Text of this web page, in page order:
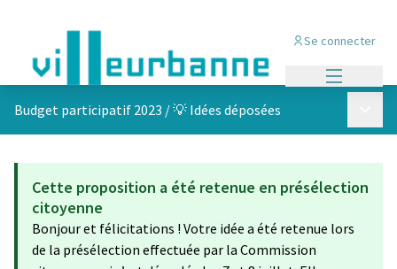
Se connecter
Budget participatif 2023 /💡 Idées déposées
Cette proposition a été retenue en présélection
citoyenne
Bonjour et félicitations ! Votre idée a été retenue lors
de la présélection effectuée par la Commission